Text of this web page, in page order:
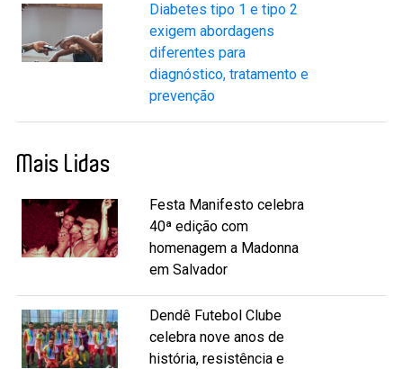
Diabetes tipo 1 e tipo 2
exigem abordagens
diferentes para
diagnóstico, tratamento e
prevenção
Mais Lidas
Festa Manifesto celebra
40ª edição com
homenagem a Madonna
em Salvador
Dendê Futebol Clube
celebra nove anos de
história, resistência e